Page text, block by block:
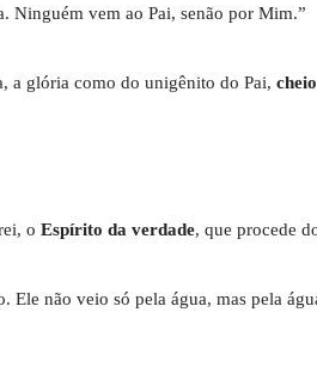
Ninguém vem ao Pai, senão por Mim.”
a glória como do unigênito do Pai,
o Espírito da verdade, que procede
Ele não veio só pela água, mas pela